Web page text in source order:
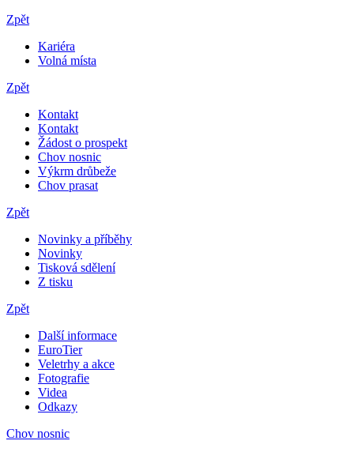
Zpět
Kariéra
Volná místa
Zpět
Kontakt
Kontakt
Žádost o prospekt
Chov nosnic
Výkrm drůbeže
Chov prasat
Zpět
Novinky a příběhy
Novinky
Tisková sdělení
Z tisku
Zpět
Další informace
EuroTier
Veletrhy a akce
Fotografie
Videa
Odkazy
Chov nosnic